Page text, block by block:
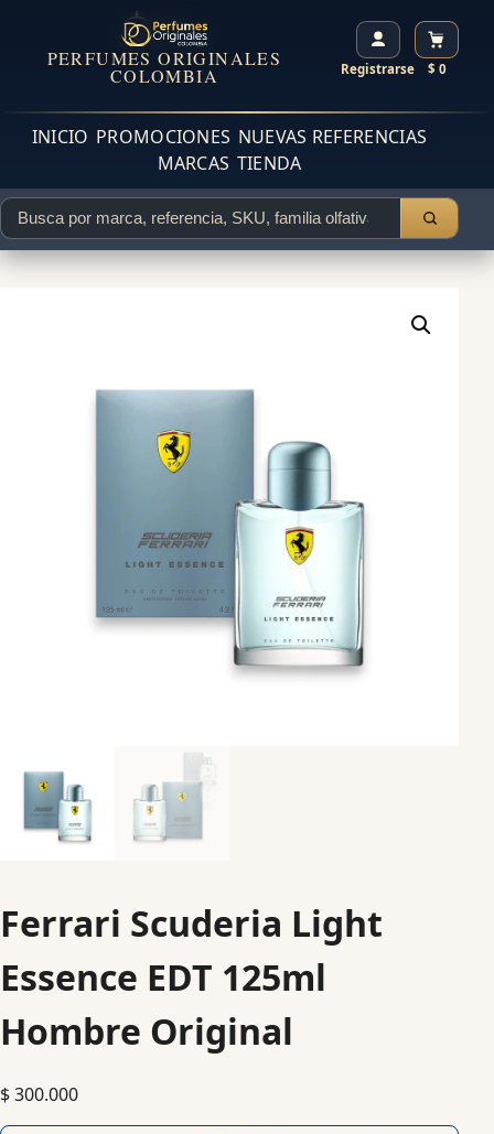
PERFUMES ORIGINALES
COLOMBIA Registrarse $ 0
INICIO PROMOCIONES NUEVAS REFERENCIAS
MARCAS TIENDA
Ferrari Scuderia Light
Essence EDT 125ml
Hombre Original
$300.000